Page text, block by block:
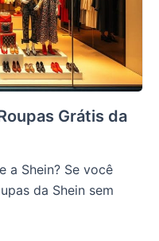
Grátis da
a Shein? Se você
da Shein sem